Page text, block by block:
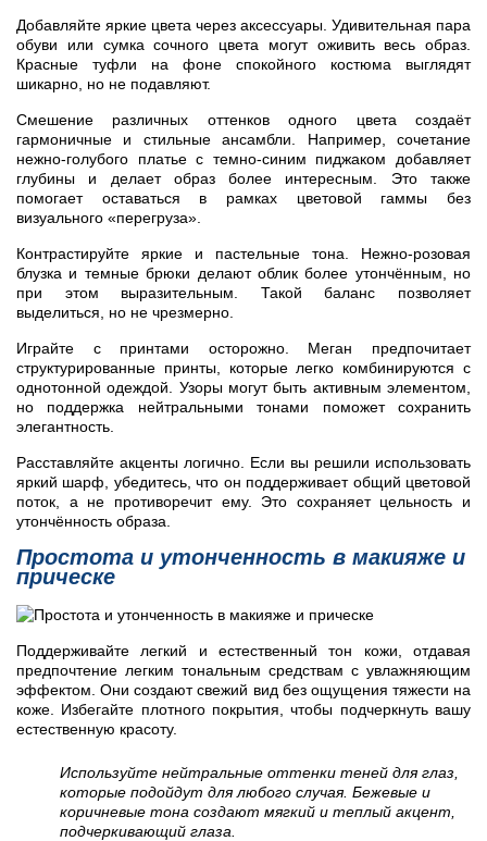
Добавляйте яркие цвета через аксессуары. Удивительная пара
обуви или сумка сочного цвета могут оживить весь образ.
Красные туфли на фоне спокойного костюма выглядят
шикарно, но не подавляют.
Смешение различных оттенков одного цвета создаёт
гармоничные и стильные ансамбли. Например, сочетание
нежно-голубого платье с темно-синим пиджаком добавляет
глубины и делает образ более интересным. Это также
помогает оставаться в рамках цветовой гаммы без
визуального «перегруза».
Контрастируйте яркие и пастельные тона. Нежно-розовая
блузка и темные брюки делают облик более утончённым, но
при этом выразительным. Такой баланс позволяет
выделиться, но не чрезмерно.
Играйте с принтами осторожно. Меган предпочитает
структурированные принты, которые легко комбинируются с
однотонной одеждой. Узоры могут быть активным элементом,
но поддержка нейтральными тонами поможет сохранить
элегантность.
Расставляйте акценты логично. Если вы решили использовать
яркий шарф, убедитесь, что он поддерживает общий цветовой
поток, а не противоречит ему. Это сохраняет цельность и
утончённость образа.
Простота и утонченность в макияже и
прическе
Поддерживайте легкий и естественный тон кожи, отдавая
предпочтение легким тональным средствам с увлажняющим
эффектом. Они создают свежий вид без ощущения тяжести на
коже. Избегайте плотного покрытия, чтобы подчеркнуть вашу
естественную красоту.
Используйте нейтральные оттенки теней для глаз,
которые подойдут для любого случая. Бежевые и
коричневые тона создают мягкий и теплый акцент,
подчеркивающий глаза.